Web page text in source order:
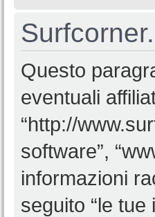
Questo
eventuali
“http://
software”,
informazioni
seguito “le tue